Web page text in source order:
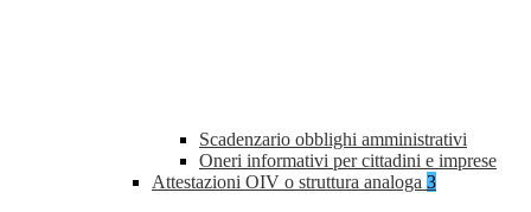
Scadenzario obblighi amministrativi
Oneri informativi per cittadini e imprese
Attestazioni OIV o struttura analoga 3